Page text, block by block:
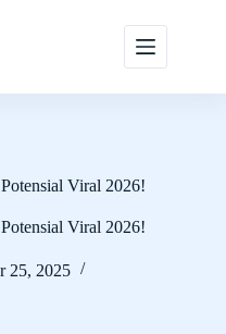
Viral 2026!
Viral 2026!
25, 2025